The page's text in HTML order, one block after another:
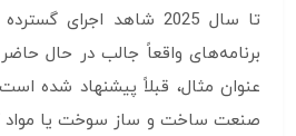
برنامه‌های واقعاً جالب در حال
عنوان مثال، قبلاً پیشنهاد شده
صنعت ساخت و ساز سوخت یا مواد